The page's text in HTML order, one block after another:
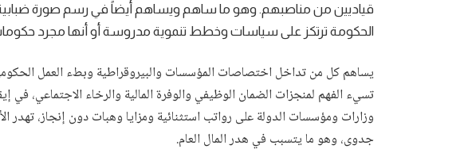
قياديين من مناصبهم. وهو ما ساهم ويساهم أيضاً في رسم صورة ضبابية
الحكومة ترتكز على سياسات وخطط تنموية مدروسة أو أنها مجرد
يساهم كل من تداخل اختصاصات المؤسسات والبيروقراطية وبطء العمل
تسيء الفهم لمنجزات الضمان الوظيفي والوفرة المالية والرخاء الاجتماعي،
وزارات ومؤسسات الدولة على رواتب استثنائية ومزايا وهبات دون إنجاز، تهدر
جدوى، وهو ما يتسبب في هدر المال العام.